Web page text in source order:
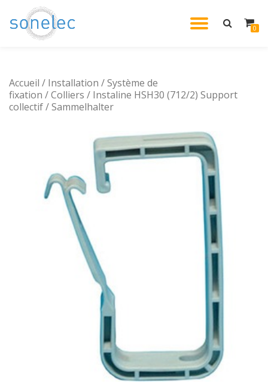
Aller
0
Accueil / Installation /Système de
fixation /Colliers / Instaline HSH30 (712/2) Support
collectif / Sammelhalter